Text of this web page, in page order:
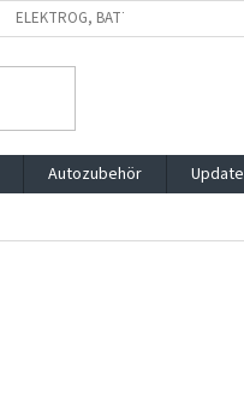
ELEKTROG, BATTG, VERPACKG
Autozubehör
Update